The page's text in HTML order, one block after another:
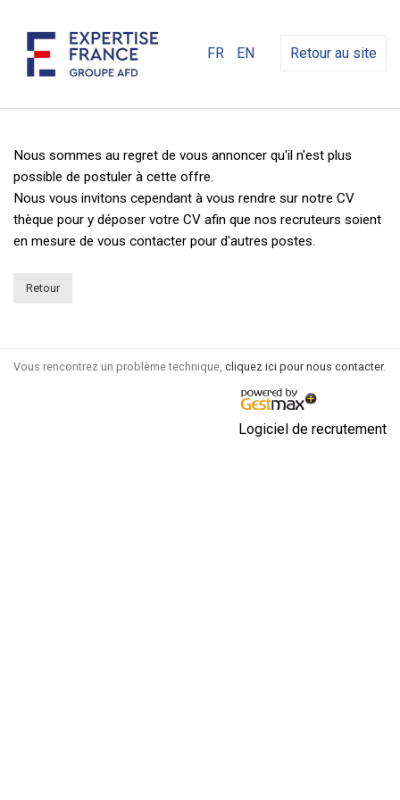
FR EN Retour au site
Nous sommes au regret de vous annoncer qu'il n'est plus
possible de postuler à cette offre.
Nous vous invitons cependant à vous rendre sur notre CV
thèque pour y déposer votre CV afin que nos recruteurs soient
en mesure de vous contacter pour d'autres postes.
Retour
Vous rencontrez un problème technique, cliquez ici pour nous contacter.
Logiciel de recrutement